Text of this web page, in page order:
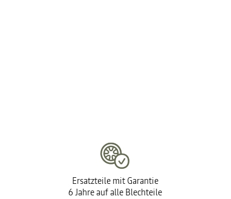
Ersatzteile mit Garantie
6 Jahre auf alle Blechteile